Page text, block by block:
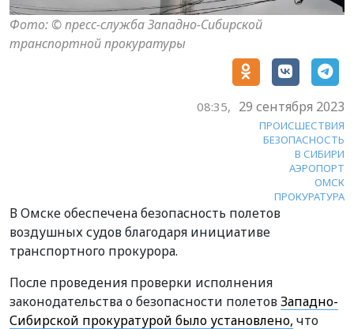
Фото: © пресс-служба Западно-Сибирской
транспортной прокуратуры
08:35, 29 сентября 2023
ПРОИСШЕСТВИЯ
БЕЗОПАСНОСТЬ
В СИБИРИ
АЭРОПОРТ
ОМСК
ПРОКУРАТУРА
В Омске обеспечена безопасность полетов
воздушных судов благодаря инициативе
транспортного прокурора.
После проведения проверки исполнения
законодательства о безопасности полетовЗападно-
Сибирской прокуратурой было установлено, что